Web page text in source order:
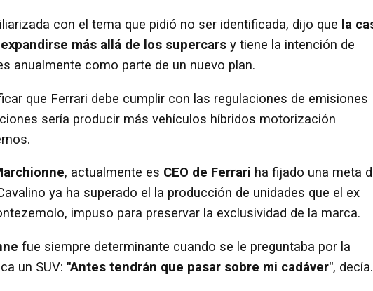
con el tema que pidió no ser identificada, dijo que la
más allá de los supercars y tiene la intención de
anualmente como parte de un nuevo plan.
que Ferrari debe cumplir con las regulaciones de emisiones
sería producir más vehículos híbridos motorización
, actualmente es CEO de Ferrari ha fijado una meta
ya ha superado el la producción de unidades que el ex
impuso para preservar la exclusividad de la marca.
fue siempre determinante cuando se le preguntaba por la
un SUV: "Antes tendrán que pasar sobre mi cadáver", decía.